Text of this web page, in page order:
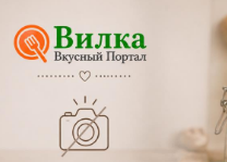
благородным и
для легкого обеда.